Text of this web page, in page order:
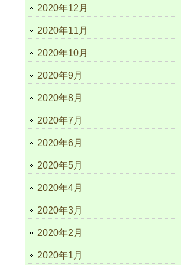
2020年12月
2020年11月
2020年10月
2020年9月
2020年8月
2020年7月
2020年6月
2020年5月
2020年4月
2020年3月
2020年2月
2020年1月